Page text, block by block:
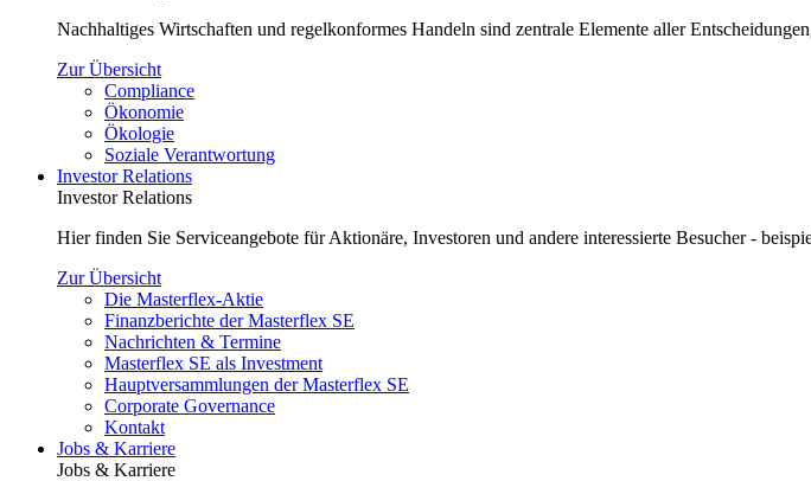
Nachhaltiges Wirtschaften und regelkonformes Handeln sind zentrale Elemente aller
Zur Übersicht
Compliance
Ökonomie
Ökologie
Soziale Verantwortung
Investor Relations
Investor Relations
Hier finden Sie Serviceangebote für Aktionäre, Investoren und andere interessierte Besucher -
Zur Übersicht
Die Masterflex-Aktie
Finanzberichte der Masterflex SE
Nachrichten & Termine
Masterflex SE als Investment
Hauptversammlungen der Masterflex SE
Corporate Governance
Kontakt
Jobs & Karriere
Jobs & Karriere